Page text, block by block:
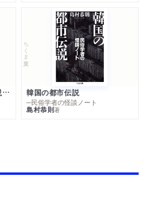
世界幻想文学大全 怪奇小説精華
ちくま文庫
韓国の都市伝説
─民俗学者の怪談ノート
島村恭則著